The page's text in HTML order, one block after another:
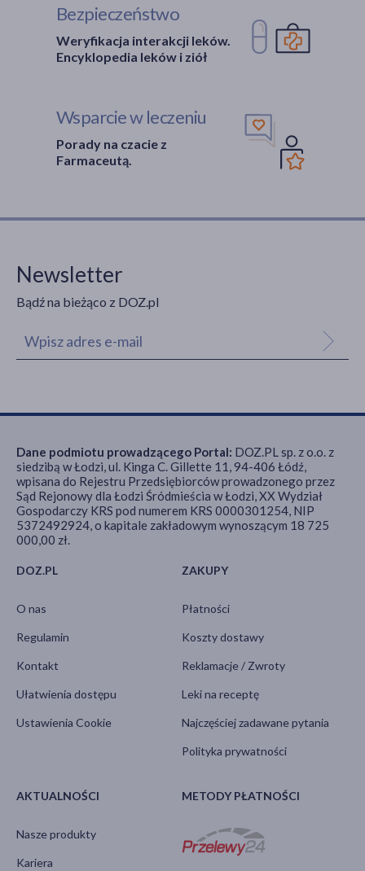
Bezpieczeństwo
Weryfikacja interakcji leków.
Encyklopedia leków i ziół
Wsparcie w leczeniu
Porady na czacie z
Farmaceutą.
Newsletter
Bądź na bieżąco z DOZ.pl
DOZ.PL
O nas
Regulamin
Kontakt
Ułatwienia dostępu
Ustawienia Cookie
ZAKUPY
Płatności
Koszty dostawy
Reklamacje / Zwroty
Leki na receptę
Najczęściej zadawane pytania
Polityka prywatności
AKTUALNOŚCI
Nasze produkty
Kariera
METODY PŁATNOŚCI
Dane podmiotu prowadzącego Portal: DOZ.PL sp. z o.o. z
siedzibą w Łodzi, ul. Kinga C. Gillette 11, 94-406 Łódź,
wpisana do Rejestru Przedsiębiorców prowadzonego przez
Sąd Rejonowy dla Łodzi Śródmieścia w Łodzi, XX Wydział
Gospodarczy KRS pod numerem KRS 0000301254, NIP
5372492924, o kapitale zakładowym wynoszącym 18 725
000,00 zł.